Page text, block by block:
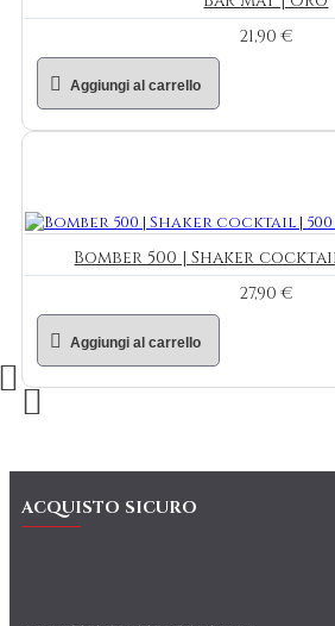
21,90 €
Aggiungi al carrello
Bomber 500 | Shaker
27,90 €
Aggiungi al carrello
ACQUISTO SICURO